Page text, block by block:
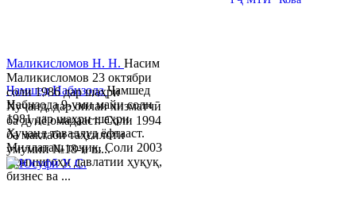
Ҷамшед НабизодаҶамшед
Набизода 9-уми майи соли
1981 дар шаҳри шаҳри
Хуҷанд таваллуд ёфтааст.
Миллаташ тоҷик. Соли 2003
Донишгоҳи давлатии ҳуқуқ,
бизнес ва ...
Маликисломов Н. Н. Насим
Маликисломов 23 октябри
соли 1986 дар шаҳри
Хуҷанд, дар оилаи хизматчӣ
ба дунё омадааст. Соли 1994
ба мактаби таҳсилоти
умумии №18-и ш...